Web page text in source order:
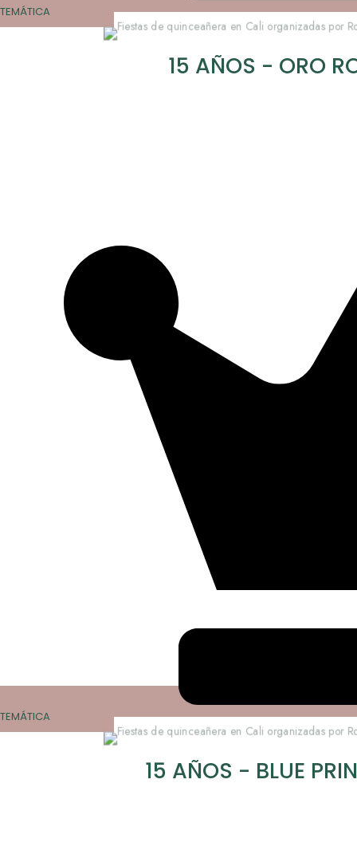
TEMÁTICA
15 AÑOS - ORO
TEMÁTICA
15 AÑOS - BLUE